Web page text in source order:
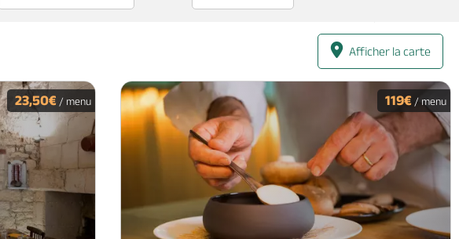
Afficher la carte
23,50€ / menu 119€/ menu